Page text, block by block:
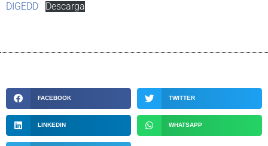
DIGEDD
Descarga
FACEBOOK TWITTER
LINKEDIN WHATSAPP